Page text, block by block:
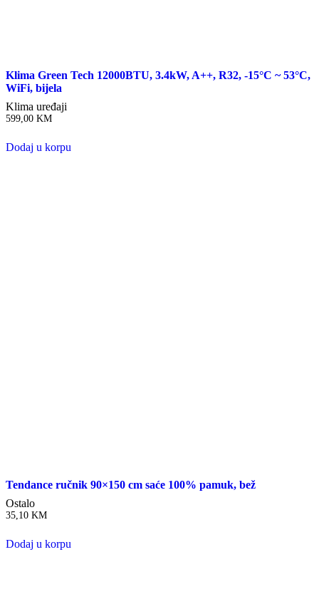
Klima Green Tech 12000BTU, 3.4kW, A++, R32, -15°C ~ 53°C,
WiFi, bijela
Klima uređaji
599,00 KM
Dodaj u korpu
Tendance ručnik 90×150 cm saće 100% pamuk, bež
Ostalo
35,10 KM
Dodaj u korpu